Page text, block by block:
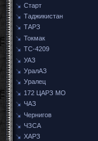
Старт
Таджикистан
ТАРЗ
Токмак
ТС-4209
УАЗ
УралАЗ
Уралец
172 ЦАРЗ МО
ЧАЗ
Чернигов
ЧЗСА
ХАРЗ